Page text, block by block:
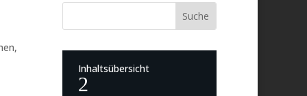
Inhaltsübersicht
2